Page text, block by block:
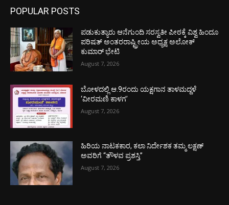
POPULAR POSTS
ಪಡುಕುತ್ಯಾರು ಆನೆಗುಂದಿ ಸರಸ್ವತೀ ಪೀಠಕ್ಕೆ ವಿಶ್ವ ಹಿಂದೂ
ಪರಿಷತ್ ಅಂತರರಾಷ್ಟ್ರೀಯ ಅಧ್ಯಕ್ಷ ಅಲೋಕ್
ಕುಮಾರ್ ಭೇಟಿ
August 7, 2026
ಬೋಳದಲ್ಲಿ ಆ.9ರಂದು ಯಕ್ಷಗಾನ ತಾಳಮದ್ದಳೆ
‘ವೀರಮಣಿ ಕಾಳಗ’
August 7, 2026
ಹಿರಿಯ ನಾಟಕಕಾರ, ಕಲಾ ನಿರ್ದೇಶಕ ತಮ್ಮ ಲಕ್ಷಣ್
ಅವರಿಗೆ “ತೌಳವ ಪ್ರಶಸ್ತಿ”
August 7, 2026